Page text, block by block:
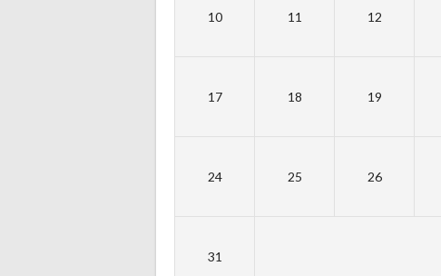
10 11 12
17 18 19
24 25 26
31